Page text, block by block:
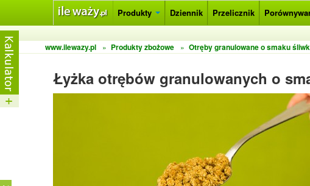
Produkty Dziennik Przelicznik
www.ilewazy.pl
» Produkty zbożowe » Otręby granulowane o smaku
Łyżka otrębów granulowanych o